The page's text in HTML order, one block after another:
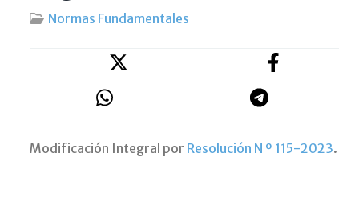
Normas Fundamentales
Modificación Integral por Resolución N º 115-2023.